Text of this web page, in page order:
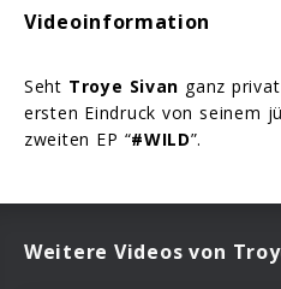
Videoinformation
Seht Troye Sivan ganz
ersten Eindruck von seinem
zweiten EP “#WILD”.
Weitere Videos von